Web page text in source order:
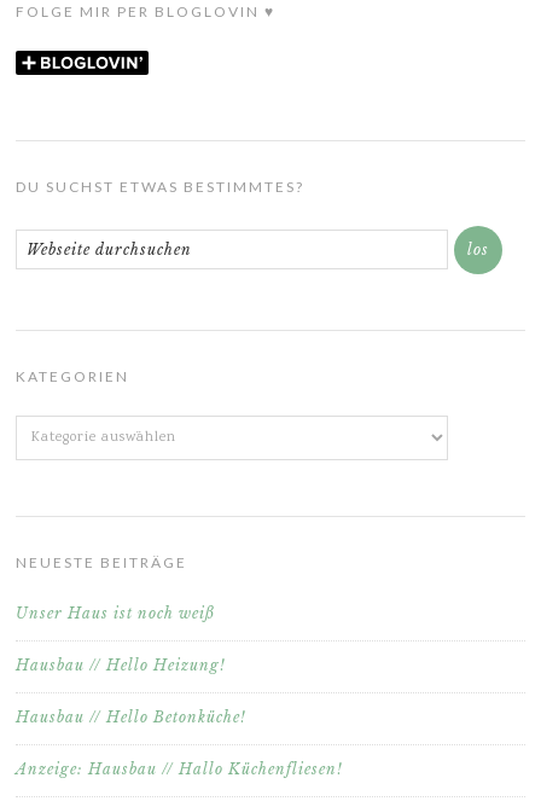
FOLGE MIR PER BLOGLOVIN ♥
DU SUCHST ETWAS BESTIMMTES?
KATEGORIEN
Kategorien
NEUESTE BEITRÄGE
Unser Haus ist noch weiß
Hausbau // Hello Heizung!
Hausbau // Hello Betonküche!
Anzeige: Hausbau // Hallo Küchenfliesen!